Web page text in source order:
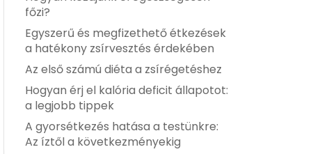
főzi?
Egyszerű és megfizethető étkezések
a hatékony zsírvesztés érdekében
Az első számú diéta a zsírégetéshez
Hogyan érj el kalória deficit állapotot:
a legjobb tippek
A gyorsétkezés hatása a testünkre:
Az íztől a következményekig